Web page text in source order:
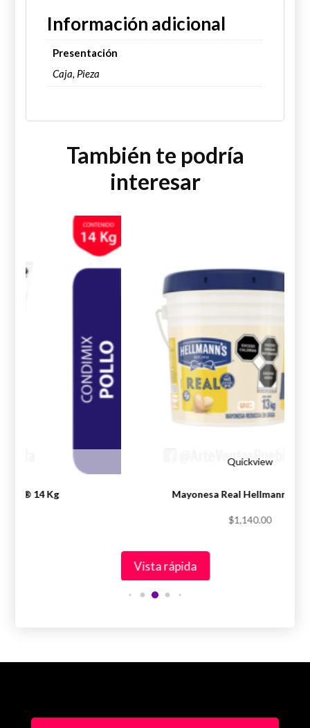
Información adicional
Presentación
Caja, Pieza
También te podría
interesar
14 Kg
Quickview
Mayonesa Real Hellmann’s®
$1,140.00
Vista rápida